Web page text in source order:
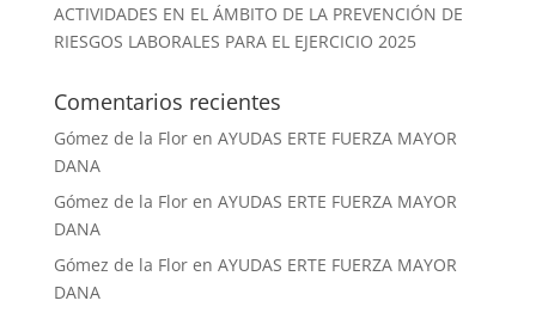
ACTIVIDADES EN EL ÁMBITO DE LA PREVENCIÓN DE
RIESGOS LABORALES PARA EL EJERCICIO 2025
Comentarios recientes
Gómez de la Floren AYUDAS ERTE FUERZA MAYOR
DANA
Gómez de la Floren AYUDAS ERTE FUERZA MAYOR
DANA
Gómez de la Floren AYUDAS ERTE FUERZA MAYOR
DANA